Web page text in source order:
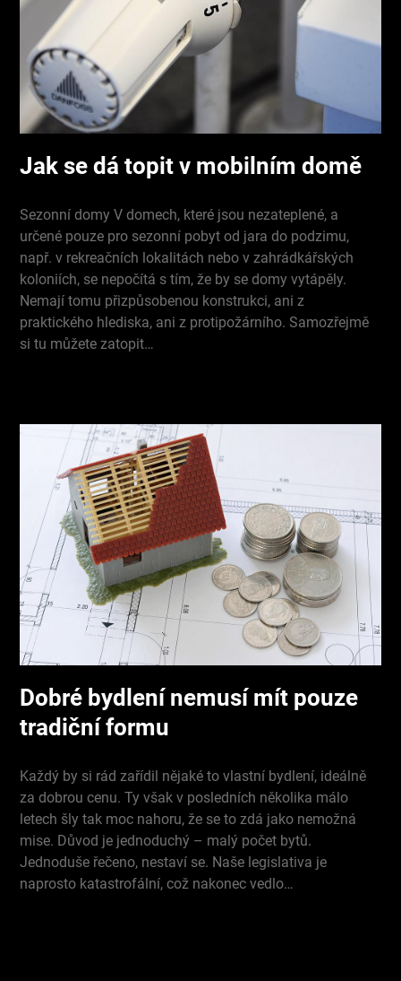
Jak se dá topit v mobilním domě
Sezonní domy V domech, které jsou nezateplené, a
určené pouze pro sezonní pobyt od jara do podzimu,
např. v rekreačních lokalitách nebo v zahrádkářských
koloniích, se nepočítá s tím, že by se domy vytápěly.
Nemají tomu přizpůsobenou konstrukci, ani z
praktického hlediska, ani z protipožárního. Samozřejmě
si tu můžete zatopit…
Dobré bydlení nemusí mít pouze
tradiční formu
Každý by si rád zařídil nějaké to vlastní bydlení, ideálně
za dobrou cenu. Ty však v posledních několika málo
letech šly tak moc nahoru, že se to zdá jako nemožná
mise. Důvod je jednoduchý – malý počet bytů.
Jednoduše řečeno, nestaví se. Naše legislativa je
naprosto katastrofální, což nakonec vedlo…